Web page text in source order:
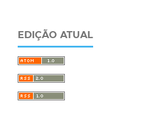
EDIÇÃO ATUAL